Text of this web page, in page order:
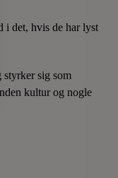
i det, hvis de har lyst
sig som
kultur og nogle